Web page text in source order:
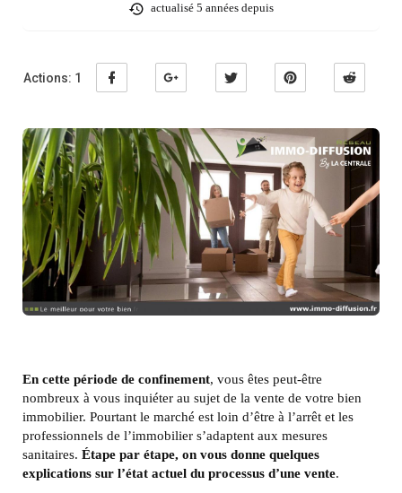
actualisé 5 années depuis
Actions: 1
En cette période de confinement, vous êtes peut-être
nombreux à vous inquiéter au sujet de la vente de votre bien
immobilier. Pourtant le marché est loin d’être à l’arrêt et les
professionnels de l’immobilier s’adaptent aux mesures
sanitaires. Étape par étape, on vous donne quelques
explications sur l’état actuel du processus d’une vente.